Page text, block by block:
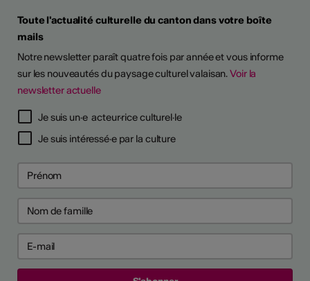
D'ARTISTES
Toute l'actualité culturelle du canton dans votre boîte
mails
Notre newsletter paraît quatre fois par année et vous informe
sur les nouveautés du paysage culturel valaisan.Voir la
newsletter actuelle
Je suis un·e acteur·rice culturel·le
Je suis intéressé·e par la culture